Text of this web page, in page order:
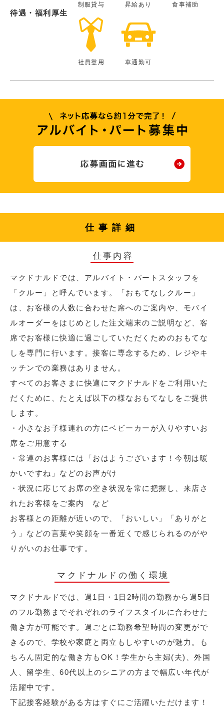
待遇・福利厚生
制服貸与 昇給あり 食事補助
社員登用 車通勤可
仕事詳細
仕事内容
マクドナルドでは、アルバイト・パートスタッフを
「クルー」と呼んでいます。「おもてなしクルー」
は、お客様の人数に合わせた席へのご案内や、モバイ
ルオーダーをはじめとした注文端末のご説明など、客
席でお客様に快適に過ごしていただくためのおもてな
しを専門に行います。接客に専念するため、レジやキ
ッチンでの業務はありません。
すべてのお客さまに快適にマクドナルドをご利用いた
だくために、たとえば以下の様なおもてなしをご提供
します。
・小さなお子様連れの方にベビーカーが入りやすいお
席をご用意する
・常連のお客様には「おはようございます！今朝は暖
かいですね」などのお声がけ
・状況に応じてお席の空き状況を常に把握し、来店さ
れたお客様をご案内 など
お客様との距離が近いので、「おいしい」「ありがと
う」などの言葉や笑顔を一番近くで感じられるのがや
りがいのお仕事です。
マクドナルドの働く環境
マクドナルドでは、週1日・1日2時間の勤務から週5日
のフル勤務までそれぞれのライフスタイルに合わせた
働き方が可能です。週ごとに勤務希望時間の変更がで
きるので、学校や家庭と両立もしやすいのが魅力。も
ちろん固定的な働き方もOK！学生から主婦(夫)、外国
人、留学生、60代以上のシニアの方まで幅広い年代が
活躍中です。
下記接客経験がある方はすぐにご活躍いただけます！